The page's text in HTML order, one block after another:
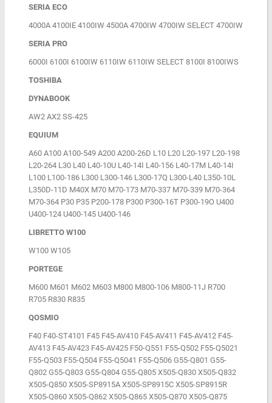
SERIA ECO
4000A 4100IE 4100IW 4500A 4700IW 4700IW SELECT 4700IW
SERIA PRO
6000I 6100I 6100IW 6110IW 6110IW SELECT 8100I 8100IWS
TOSHIBA
DYNABOOK
AW2 AX2 SS-425
EQUIUM
A60 A100 A100-549 A200 A200-26D L10 L20 L20-197 L20-198
L20-264 L30 L40 L40-10U L40-14I L40-156 L40-17M L40-14I
L100 L100-186 L300 L300-146 L300-17Q L300-L40 L350-10L
L350D-11D M40X M70 M70-173 M70-337 M70-339 M70-364
M70-364 P30 P35 P200-178 P300 P300-16T P300-19O U400
U400-124 U400-145 U400-146
LIBRETTO W100
W100 W105
PORTEGE
M600 M601 M602 M603 M800 M800-106 M800-11J R700
R705 R830 R835
QOSMIO
F40 F40-ST4101 F45 F45-AV410 F45-AV411 F45-AV412 F45-
AV413 F45-AV423 F45-AV425 F50-Q551 F55-Q502 F55-Q5021
F55-Q503 F55-Q504 F55-Q5041 F55-Q506 G55-Q801 G55-
Q802 G55-Q803 G55-Q804 G55-Q805 X505-Q830 X505-Q832
X505-Q850 X505-SP8915A X505-SP8915C X505-SP8915R
X505-Q860 X505-Q862 X505-Q865 X505-Q870 X505-Q875